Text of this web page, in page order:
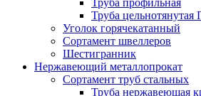
Труба профильная
Труба
Уголок горячекатанный
Сортамент швеллеров
Шестигранник
Нержавеющий металлопрокат
Сортамент труб стальных
Труба нержавеющая